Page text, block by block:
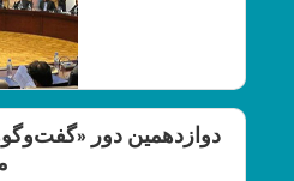
دوازدهمین دور